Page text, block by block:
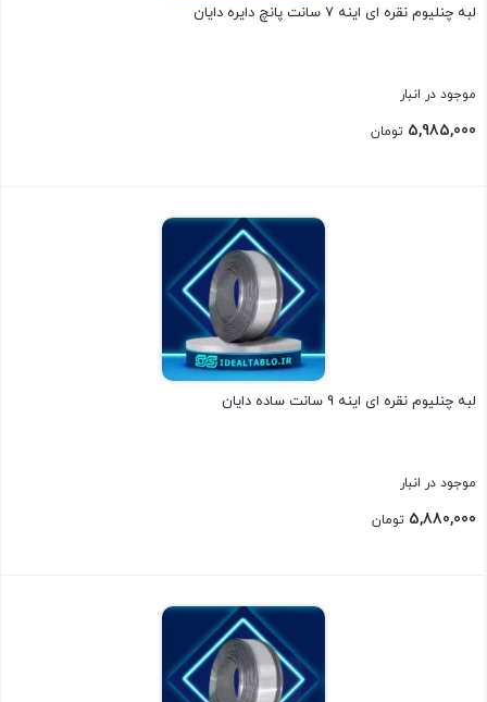
لبه چنلیوم نقره ای اینه 7 سانت پانچ دایره دایان
موجود در انبار
5,985,000 تومان
لبه چنلیوم نقره ای اینه 9 سانت ساده دایان
موجود در انبار
5,880,000 تومان